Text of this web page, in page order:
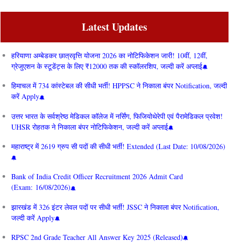
Latest Updates
हरियाणा अम्बेडकर छात्रवृत्ति योजना 2026 का नोटिफिकेशन जारी! 10वीं, 12वीं,
ग्रेजुएशन के स्टूडेंट्स के लिए ₹12000 तक की स्कॉलरशिप, जल्दी करें अप्लाई
हिमाचल में 734 कांस्टेबल की सीधी भर्ती! HPPSC ने निकाला बंपर Notification, जल्दी
करें Apply
उत्तर भारत के सर्वश्रेष्ठ मेडिकल कॉलेज में नर्सिंग, फिजियोथेरेपी एवं पैरामेडिकल प्रवेश!
UHSR रोहतक ने निकाला बंपर नोटिफिकेशन, जल्दी करें अप्लाई
महाराष्ट्र में 2619 ग्रुप सी पदों की सीधी भर्ती! Extended (Last Date: 10/08/2026)
Bank of India Credit Officer Recruitment 2026 Admit Card
(Exam: 16/08/2026)
झारखंड में 326 इंटर लेवल पदों पर सीधी भर्ती! JSSC ने निकाला बंपर Notification,
जल्दी करें Apply
RPSC 2nd Grade Teacher All Answer Key 2025 (Released)